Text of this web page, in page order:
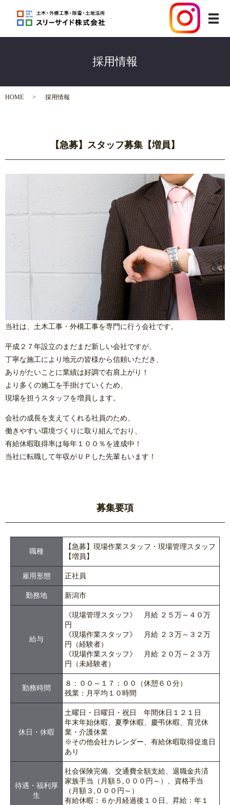
メ
採用情報
HOME 採用情報
【急募】スタッフ募集【増員】
当社は、土木工事・外構工事を専門に行う会社です。
平成２７年設立のまだまだ新しい会社ですが、
丁寧な施工により地元の皆様から信頼いただき、
ありがたいことに業績は好調で右肩上がり！
より多くの施工を手掛けていくため、
現場を担うスタッフを増員します。
会社の成長を支えてくれる社員のため、
働きやすい環境づくりに取り組んでおり、
有給休暇取得率は毎年１００％を達成中！
当社に転職して年収がＵＰした先輩もいます！
募集要項
職種
【急募】現場作業スタッフ・現場管理スタッフ
【増員】
雇用形態 正社員
勤務地 新潟市
給与
《現場管理スタッフ》 月給 ２５万～４０万
円
《現場作業スタッフ》 月給 ２３万～３２万
円（経験者）
《現場作業スタッフ》 月給 ２０万～２３万
円（未経験者）
勤務時間
８：００～１７：００（休憩６０分）
残業：月平均１０時間
休日・休暇
土曜日・日曜日・祝日 年間休日１２１日
年末年始休暇、夏季休暇、慶弔休暇、育児休
業・介護休業
※その他会社カレンダー、有給休暇取得促進日
あり
待遇・福利厚
生
社会保険完備、交通費全額支給、退職金共済
家族手当（月額５,０００円～）、資格手当
（月額３,０００円～）
有給休暇：６か月経過後１０日、昇給：年１